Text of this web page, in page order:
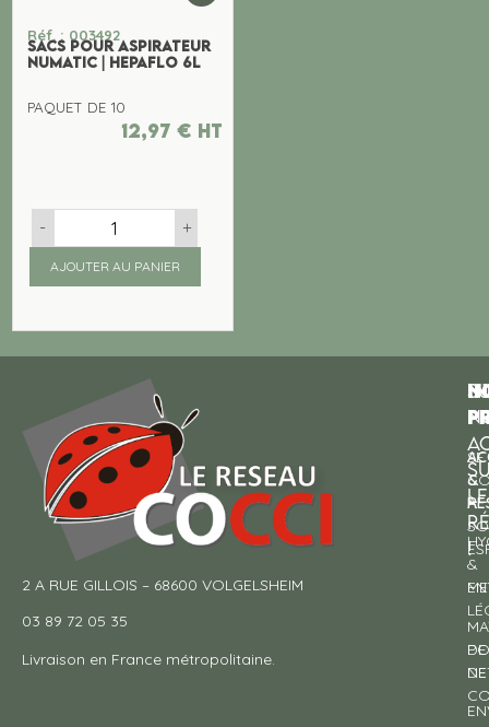
Réf. : 003492
SACS POUR ASPIRATEUR
NUMATIC | HEPAFLO 6L
PAQUET DE 10
12,97 € ht
- +
AJOUTER AU PANIER
2 A RUE GILLOIS – 68600 VOLGELSHEIM
03 89 72 05 35
Livraison en France métropolitaine.
&
&
DE
SE
À
DE
!